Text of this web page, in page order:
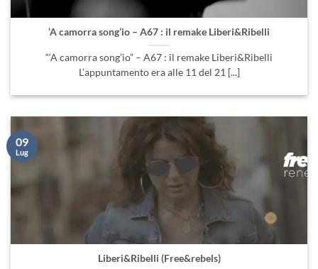
‘A camorra song’io – A67 : il remake Liberi&Ribelli
“‘A camorra song’io” – A67 : il remake Liberi&Ribelli
L’appuntamento era alle 11 del 21 [...]
Liberi&Ribelli (Free&rebels)
09
Lug